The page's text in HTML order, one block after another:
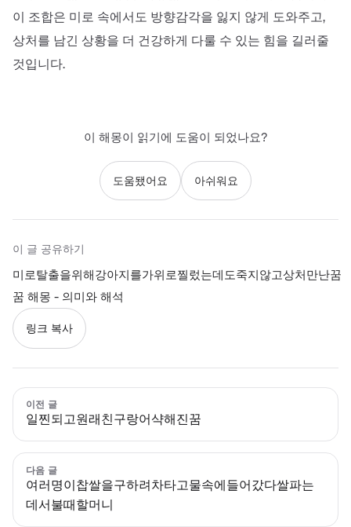
이 조합은 미로 속에서도 방향감각을 잃지 않게 도와주고,
상처를 남긴 상황을 더 건강하게 다룰 수 있는 힘을 길러줄
것입니다.
이 해몽이 읽기에 도움이 되었나요?
도움됐어요 아쉬워요
이 글 공유하기
미로탈출을위해강아지를가위로찔렀는데도죽지않고상처만난꿈
꿈 해몽 - 의미와 해석
링크 복사
이전 글
일찐되고원래친구랑어샥해진꿈
다음 글
여러명이찹쌀을구하려차타고물속에들어갔다쌀파는
데서불때할머니